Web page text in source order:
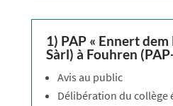
1) PAP « Ennert
Sàrl) à Fouhren
Avis au public
Délibération du collège